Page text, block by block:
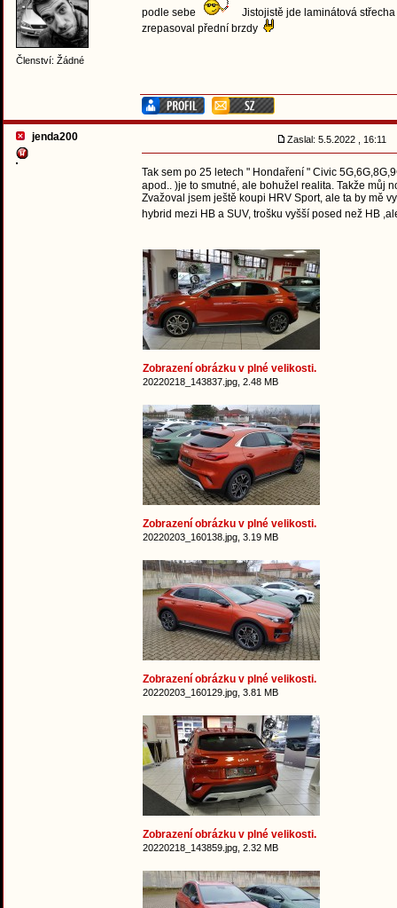
Členství: Žádné
podle sebe
Jistojistě jde laminátová
zrepasoval přední brzdy
jenda200 Zaslal: 5.5.2022 , 16:11
Tak sem po 25 letech " Hondaření " Civic
apod.. )je to smutné, ale bohužel realita. Takže můj
Zvažoval jsem ještě koupi HRV Sport, ale ta by mě
hybrid mezi HB a SUV, trošku vyšší posed než HB
Zobrazení obrázku v plné velikosti.
20220218_143837.jpg, 2.48 MB
Zobrazení obrázku v plné velikosti.
20220203_160138.jpg, 3.19 MB
Zobrazení obrázku v plné velikosti.
20220203_160129.jpg, 3.81 MB
Zobrazení obrázku v plné velikosti.
20220218_143859.jpg, 2.32 MB